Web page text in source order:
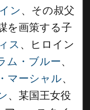
ン 、その叔父
を画策する子
ス 、ヒロイン
ム・ブルー、
マーシャル、
、某国王女役